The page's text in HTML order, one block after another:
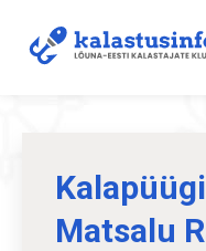
Matsalu